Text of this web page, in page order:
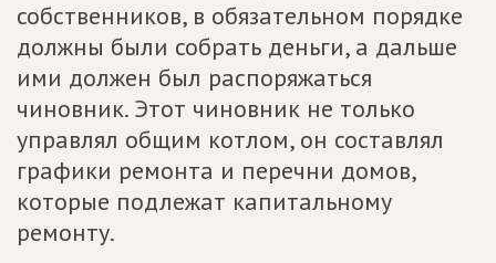
собственников, в обязательном порядке
должны были собрать деньги, а дальше
ими должен был распоряжаться
чиновник. Этот чиновник не только
управлял общим котлом, он составлял
графики ремонта и перечни домов,
которые подлежат капитальному
ремонту.